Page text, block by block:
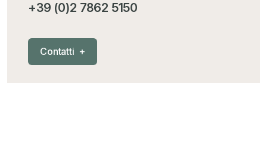
+39 (0)2 7862 5150
Contatti +